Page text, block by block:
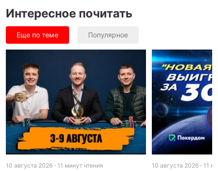
Интересное почитать
Еще по теме Популярное
10 августа 2026 11 минут чтения 10 августа 2026 11